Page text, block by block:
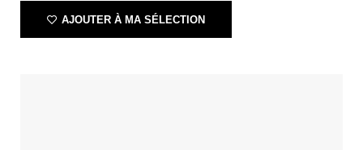
AJOUTER À MA SÉLECTION